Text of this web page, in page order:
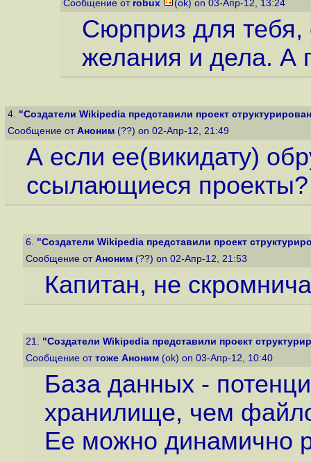
Сообщение от robux (ok) on 03-Апр-12, 13:24
Сюрприз для тебя,
желания и дела. А
4. "Создатели Wikipedia представили проект
Сообщение от Аноним (??) on 02-Апр-12, 21:49
А если ее(викидату)
ссылающиеся проекты?
6. "Создатели Wikipedia представили проект
Сообщение от Аноним (??) on 02-Апр-12, 21:53
Капитан, не
21. "Создатели Wikipedia представили проект
Сообщение от тоже Аноним (ok) on 03-Апр-12, 10:40
База данных -
хранилище, чем
Ее можно динамично